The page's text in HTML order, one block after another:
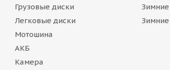
Грузовые диски
Легковые диски
Мотошина
АКБ
Камера